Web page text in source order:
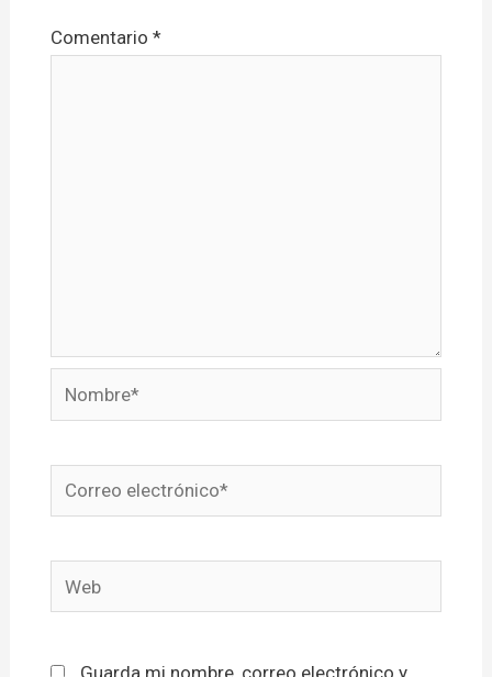
Comentario *
Nombre*
Correo
electrónico*
Web